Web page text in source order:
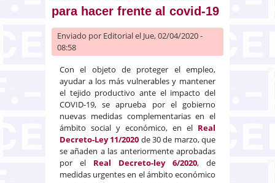
para hacer frente al covid-19
Enviado por Editorialel Jue, 02/04/2020 -
08:58
Con el objeto de proteger el empleo,
ayudar a los más vulnerables y mantener
el tejido productivo ante el impacto del
COVID-19, se aprueba por el gobierno
nuevas medidas complementarias en el
ámbito social y económico, en el Real
Decreto-Ley 11/2020 de 30 de marzo, que
se añaden a las anteriormente aprobadas
por el Real Decreto-ley 6/2020, de
medidas urgentes en el ámbito económico